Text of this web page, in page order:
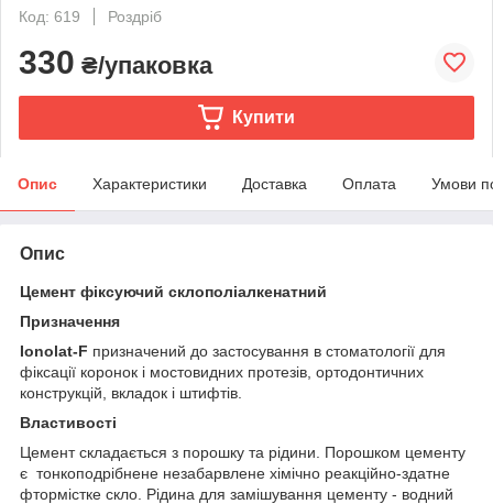
Код: 619
Роздріб
330 ₴/упаковка
Купити
Опис Характеристики Доставка Оплата Умови
Опис
Цемент фіксуючий склополіалкенатний
Призначення
Ionolat-F призначений до застосування в стоматології для
фіксації коронок і мостовидних протезів, ортодонтичних
конструкцій, вкладок і штифтів.
Властивості
Цемент складається з порошку та рідини. Порошком цементу
є тонкоподрібнене незабарвлене хімічно реакційно-здатне
фтормістке скло. Рідина для замішування цементу - водний